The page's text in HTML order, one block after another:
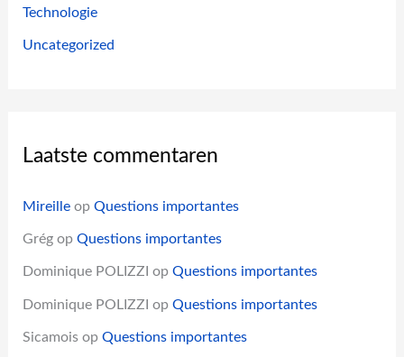
Technologie
Uncategorized
Laatste commentaren
Mireille opQuestions importantes
Grég opQuestions importantes
Dominique POLIZZI opQuestions importantes
Dominique POLIZZI opQuestions importantes
Sicamois opQuestions importantes